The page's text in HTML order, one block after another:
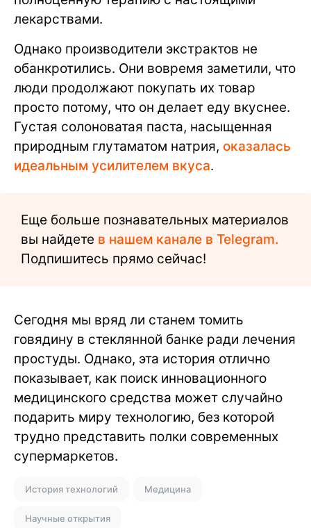
лекарствами.
Однако производители экстрактов не
обанкротились. Они вовремя заметили, что
люди продолжают покупать их товар
просто потому, что он делает еду вкуснее.
Густая солоноватая паста, насыщенная
природным глутаматом натрия, оказалась
идеальным усилителем вкуса.
Еще больше познавательных материалов
вы найдете в нашем канале в Telegram.
Подпишитесь прямо сейчас!
Сегодня мы вряд ли станем томить
говядину в стеклянной банке ради лечения
простуды. Однако, эта история отлично
показывает, как поиск инновационного
медицинского средства может случайно
подарить миру технологию, без которой
трудно представить полки современных
супермаркетов.
История технологий Медицина
Научные открытия